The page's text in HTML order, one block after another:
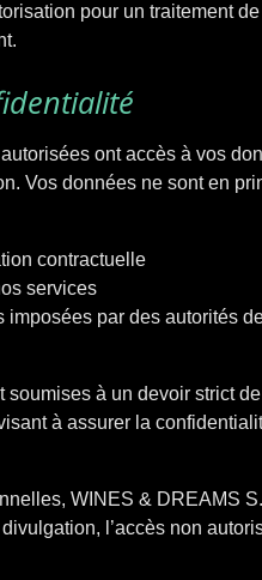
pour un traitement
ont accès à vos
Vos données ne sont en
contractuelle
services
par des autorités
à un devoir strict
à assurer la
WINES & DREAMS
l’accès non